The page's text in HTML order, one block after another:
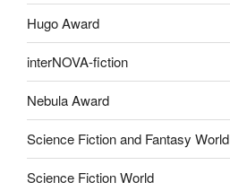
Hugo Award
interNOVA-fiction
Nebula Award
Science Fiction and Fantasy World
Science Fiction World